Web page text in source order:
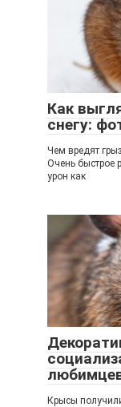
Как
снегу:
Чем вредят
Очень быстрое
урон как
Крысы